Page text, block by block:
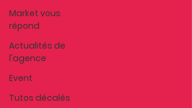
Market vous
répond
Actualités de
l'agence
Event
Tutos décalés